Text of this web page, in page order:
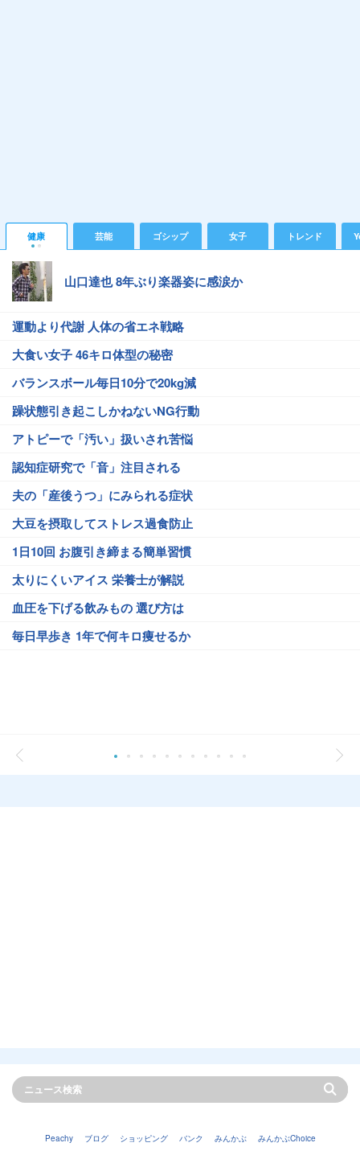
健康 芸能 ゴシップ 女子 トレンド
山口達也 8年ぶり楽器姿に感涙か
運動より代謝 人体の省エネ戦略
大食い女子 46キロ体型の秘密
バランスボール毎日10分で20kg減
躁状態引き起こしかねないNG行動
アトピーで「汚い」扱いされ苦悩
認知症研究で「音」注目される
夫の「産後うつ」にみられる症状
大豆を摂取してストレス過食防止
1日10回 お腹引き締まる簡単習慣
太りにくいアイス 栄養士が解説
血圧を下げる飲みもの 選び方は
毎日早歩き 1年で何キロ痩せるか
Peachy ブログ ショッピング バンク みんかぶ みんかぶChoice